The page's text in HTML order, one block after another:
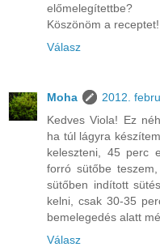
előmelegítettbe?
Köszönöm a receptet!
Válasz
Moha
2012.
Kedves Viola! Ez
ha túl lágyra
keleszteni, 45 perc
forró sütőbe
sütőben indított
kelni, csak 30-35
bemelegedés alatt
Válasz